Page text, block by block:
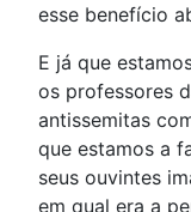
esse benefício
E já que
os professores
antissemitas
que estamos a
seus ouvintes
em qual era a